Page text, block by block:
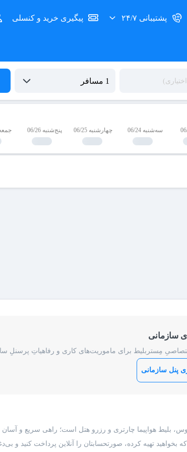
پشتیبانی ۲۴/۷ پیگیری خرید و کنسلی
سه‌شنبه 06/24 چهارشنبه 06/25 پنج‌شنبه 06/26 جمعه 06/
سازمانی
مِستربلیط برای ماموریت‌های کاری و رفاهیاتِ پرسنلِ
پنل سازمانی
بلیط هواپیما چارتری و رزرو هتل است؛ راهی سریع و آسان
بخواهید تهیه کرده، صورتحسابتان را آنلاین پرداخت کنید و